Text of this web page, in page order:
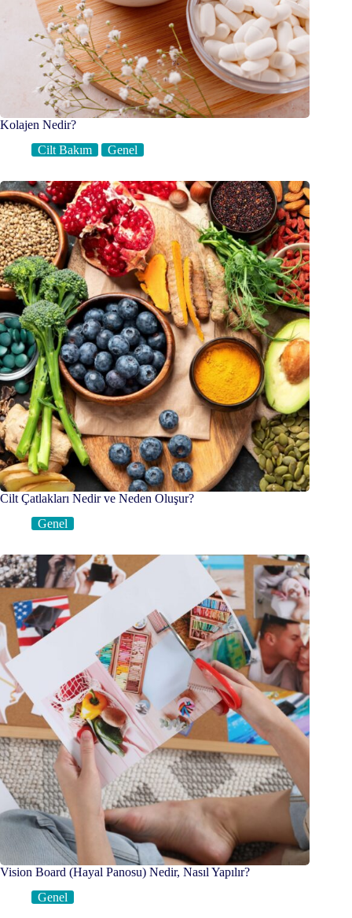
Kolajen Nedir?
Cilt Bakım
Genel
Cilt Çatlakları Nedir ve Neden Oluşur?
Genel
Vision Board (Hayal Panosu) Nedir, Nasıl Yapılır?
Genel